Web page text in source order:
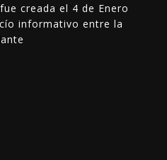
creada el 4 de Enero
informativo entre la